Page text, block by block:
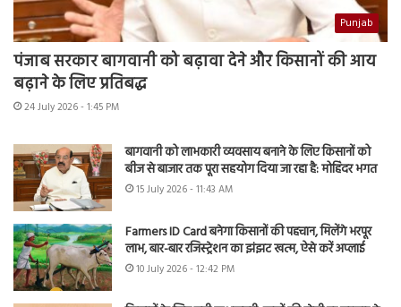
Punjab
पंजाब सरकार बागवानी को बढ़ावा देने और किसानों की आय
बढ़ाने के लिए प्रतिबद्ध
24 July 2026 - 1:45 PM
बागवानी को लाभकारी व्यवसाय बनाने के लिए किसानों को
बीज से बाजार तक पूरा सहयोग दिया जा रहा है: मोहिंदर भगत
15 July 2026 - 11:43 AM
Farmers ID Card बनेगा किसानों की पहचान, मिलेंगे भरपूर
लाभ, बार-बार रजिस्ट्रेशन का झंझट खत्म, ऐसे करें अप्लाई
10 July 2026 - 12:42 PM